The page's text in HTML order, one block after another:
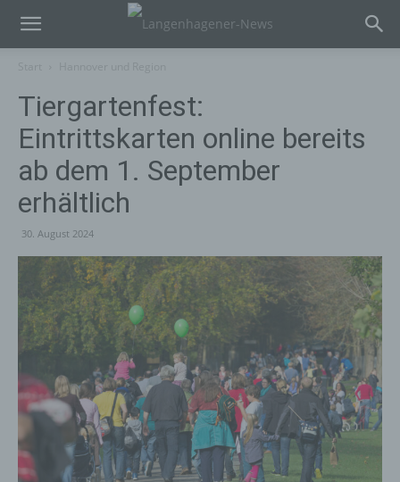
Tiergartenfest:
Eintrittskarten online bereits
ab dem 1. September
erhältlich
30. August 2024